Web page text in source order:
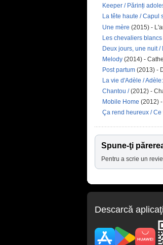
Keeper / Părinți
La tête haute / Capul
Une mère (2015) -
Les chevaliers
Deux jours, une nuit /
Melody (2014) -
Post partum (2013) -
La vie d'Adèle /
Chantou /(2012) -
Mobile Home (2012)
Ça rend heureux / Ce
Spune-ţi
Pentru a scrie un
Descarcă